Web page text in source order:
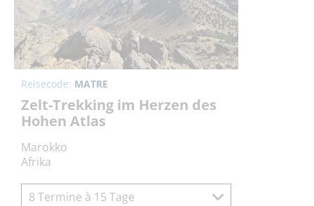
Reisecode: MATRE
Zelt-Trekking im Herzen des
Hohen Atlas
Marokko
Afrika
8 Termine à 15 Tage